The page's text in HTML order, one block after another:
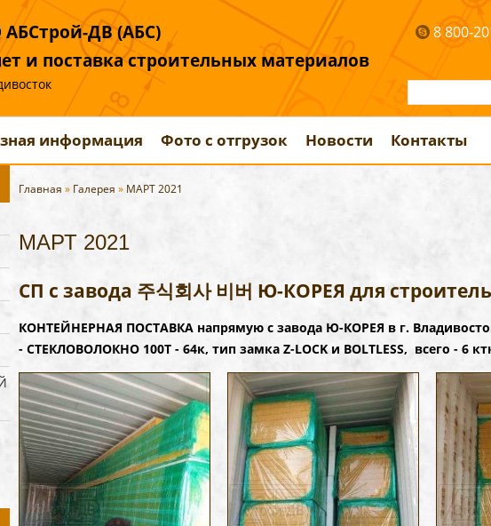
ДВ (АБС)
и поставка строительных материалов
8 800-
информация Фото с отгрузок Новости Контакты
Главная » Галерея » МАРТ 2021
МАРТ 2021
СП с завода 주식회사 비버 Ю-КОРЕЯ для
КОНТЕЙНЕРНАЯ ПОСТАВКА напрямую с завода Ю-КОРЕЯ в г.
- СТЕКЛОВОЛОКНО 100Т - 64к, тип замка Z-LOCK и BOLTLESS, всего - 6